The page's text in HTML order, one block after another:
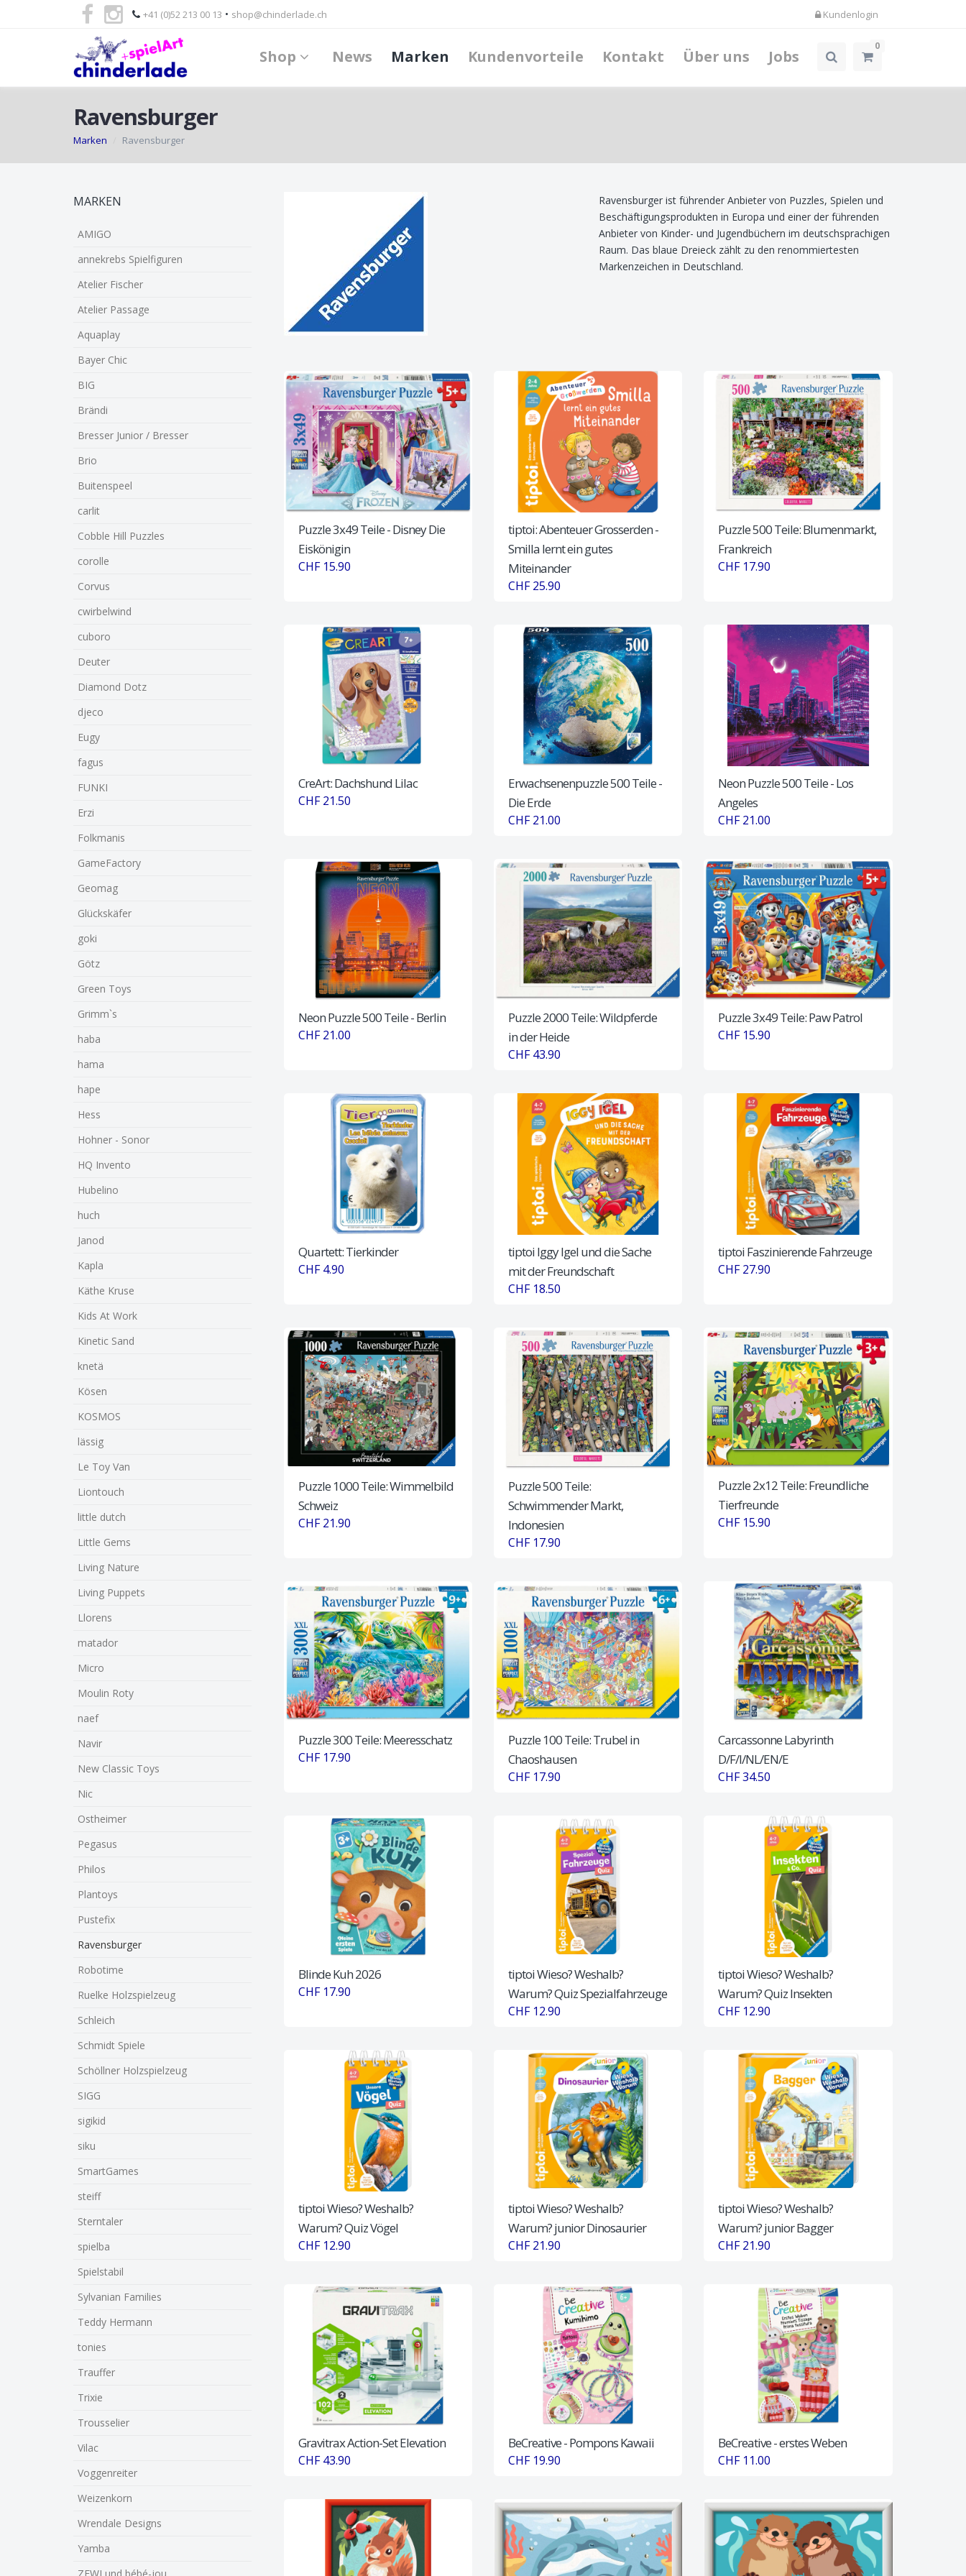
+41 (0)52 213 00 13 • shop@chinderlade.ch Kundenlogin
Shop News Marken Kundenvorteile Kontakt Über uns Jobs
0
Ravensburger
Marken Ravensburger
MARKEN
AMIGO
annekrebs Spielfiguren
Atelier Fischer
Atelier Passage
Aquaplay
Bayer Chic
BIG
Brändi
Bresser Junior / Bresser
Brio
Buitenspeel
carlit
Cobble Hill Puzzles
corolle
Corvus
cwirbelwind
cuboro
Deuter
Diamond Dotz
djeco
Eugy
fagus
FUNKI
Erzi
Folkmanis
GameFactory
Geomag
Glückskäfer
goki
Götz
Green Toys
Grimm`s
haba
hama
hape
Hess
Hohner - Sonor
HQ Invento
Hubelino
huch
Janod
Kapla
Käthe Kruse
Kids At Work
Kinetic Sand
knetä
Kösen
KOSMOS
lässig
Le Toy Van
Liontouch
little dutch
Little Gems
Living Nature
Living Puppets
Llorens
matador
Micro
Moulin Roty
naef
Navir
New Classic Toys
Nic
Ostheimer
Pegasus
Philos
Plantoys
Pustefix
Ravensburger
Robotime
Ruelke Holzspielzeug
Schleich
Schmidt Spiele
Schöllner Holzspielzeug
SIGG
sigikid
siku
SmartGames
steiff
Sterntaler
spielba
Spielstabil
Sylvanian Families
Teddy Hermann
tonies
Trauffer
Trixie
Trousselier
Vilac
Voggenreiter
Weizenkorn
Wrendale Designs
Yamba
Ravensburger ist führender Anbieter von Puzzles, Spielen und
Beschäftigungsprodukten in Europa und einer der führenden
Anbieter von Kinder- und Jugendbüchern im deutschsprachigen
Raum. Das blaue Dreieck zählt zu den renommiertesten
Markenzeichen in Deutschland.
Puzzle 3x49 Teile - Disney Die
Eiskönigin
CHF 15.90
tiptoi: Abenteuer Grosserden -
Smilla lernt ein gutes
Miteinander
CHF 25.90
Puzzle 500 Teile: Blumenmarkt,
Frankreich
CHF 17.90
CreArt: Dachshund Lilac
CHF 21.50
Erwachsenenpuzzle 500 Teile -
Die Erde
CHF 21.00
Neon Puzzle 500 Teile - Los
Angeles
CHF 21.00
Neon Puzzle 500 Teile - Berlin
CHF 21.00
Puzzle 2000 Teile: Wildpferde
in der Heide
CHF 43.90
Puzzle 3x49 Teile: Paw Patrol
CHF 15.90
Quartett: Tierkinder
CHF 4.90
tiptoi Iggy Igel und die Sache
mit der Freundschaft
CHF 18.50
tiptoi Faszinierende Fahrzeuge
CHF 27.90
Puzzle 1000 Teile: Wimmelbild
Schweiz
CHF 21.90
Puzzle 500 Teile:
Schwimmender Markt,
Indonesien
CHF 17.90
Puzzle 2x12 Teile: Freundliche
Tierfreunde
CHF 15.90
Puzzle 300 Teile: Meeresschatz
CHF 17.90
Puzzle 100 Teile: Trubel in
Chaoshausen
CHF 17.90
Carcassonne Labyrinth
D/F/I/NL/EN/E
CHF 34.50
Blinde Kuh 2026
CHF 17.90
tiptoi Wieso? Weshalb?
Warum? Quiz Spezialfahrzeuge
CHF 12.90
tiptoi Wieso? Weshalb?
Warum? Quiz Insekten
CHF 12.90
tiptoi Wieso? Weshalb?
Warum? Quiz Vögel
CHF 12.90
tiptoi Wieso? Weshalb?
Warum? junior Dinosaurier
CHF 21.90
tiptoi Wieso? Weshalb?
Warum? junior Bagger
CHF 21.90
Gravitrax Action-Set Elevation
CHF 43.90
BeCreative - Pompons Kawaii
CHF 19.90
BeCreative - erstes Weben
CHF 11.00